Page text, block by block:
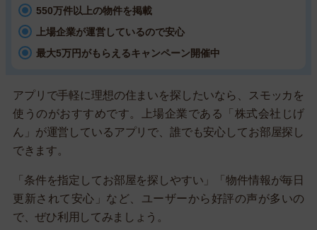
550万件以上の物件を掲載
上場企業が運営しているので安心
最大5万円がもらえるキャンペーン開催中
アプリで手軽に理想の住まいを探したいなら、スモッカを
使うのがおすすめです。上場企業である「株式会社じげ
ん」が運営しているアプリで、誰でも安心してお部屋探し
できます。
「条件を指定してお部屋を探しやすい」「物件情報が毎日
更新されて安心」など、ユーザーから好評の声が多いの
で、ぜひ利用してみましょう。